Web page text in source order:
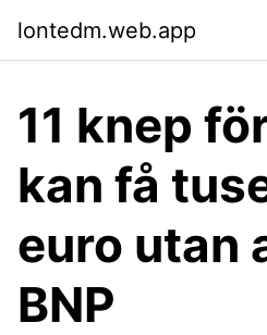
lontedm.web.app
11 knep
kan få
euro utan
BNP